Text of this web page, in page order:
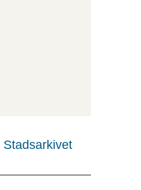
Stadsarkivet